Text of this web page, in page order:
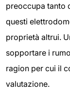
preoccupa tanto
questi
proprietà altrui.
sopportare i
ragion per cui il
valutazione.